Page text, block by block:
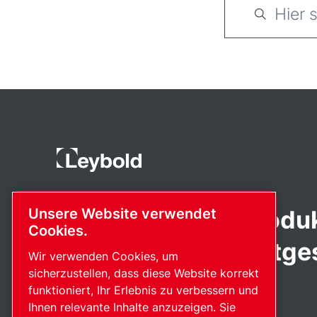
Fortschrittliche
Leidenschaft
Unsere Website verwendet
Cookies.
Wir verwenden Cookies, um
sicherzustellen, dass diese Website korrekt
funktioniert, Ihr Erlebnis zu verbessern und
Ihnen relevante Inhalte anzuzeigen. Sie